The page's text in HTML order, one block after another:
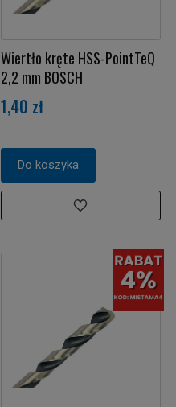
Wiertło kręte HSS-PointTeQ
2,2 mm BOSCH
1,40 zł
Do koszyka